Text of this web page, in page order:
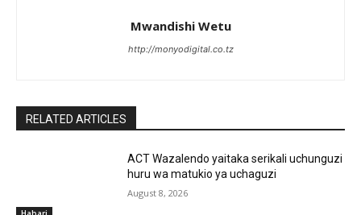
Mwandishi Wetu
http://monyodigital.co.tz
RELATED ARTICLES
ACT Wazalendo yaitaka serikali uchunguzi
huru wa matukio ya uchaguzi
August 8, 2026